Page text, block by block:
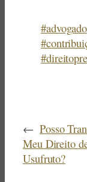
#advogado
← Posso
Meu Direito
Usufruto?